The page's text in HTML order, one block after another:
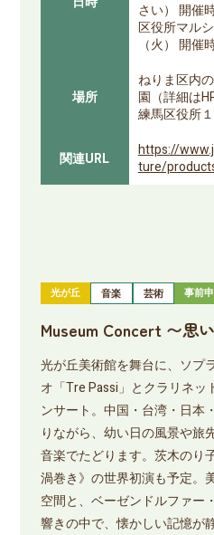
さい） 開催
区役所マル
（火） 開
場所
ねりま区内
園（詳細は
練馬区役所
関連URL
https://
ture/
光が丘 音楽 芸術 事前
Museum Concert 〜思
光が丘美術館を舞台に、ソプ
オ「Tre Passi」とクラリネッ
ンサート。中国・台湾・日本
りながら、幼い日の風景や旅
音楽でたどります。茨木のり
渦巻き》の世界初演も予定。
空間と、ベーゼンドルファー
響きの中で、懐かしい記憶が